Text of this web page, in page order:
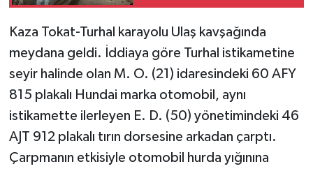
Kaza Tokat-Turhal karayolu Ulaş kavşağında
meydana geldi. İddiaya göre Turhal istikametine
seyir halinde olan M. O. (21) idaresindeki 60 AFY
815 plakalı Hundai marka otomobil, aynı
istikamette ilerleyen E. D. (50) yönetimindeki 46
AJT 912 plakalı tırın dorsesine arkadan çarptı.
Çarpmanın etkisiyle otomobil hurda yığınına